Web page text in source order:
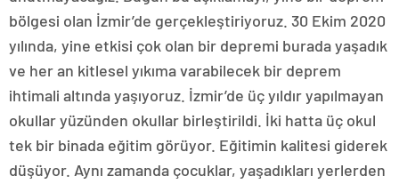
bölgesi olan İzmir’de gerçekleştiriyoruz. 30 Ekim 2020
yılında, yine etkisi çok olan bir depremi burada yaşadık
ve her an kitlesel yıkıma varabilecek bir deprem
ihtimali altında yaşıyoruz. İzmir’de üç yıldır yapılmayan
okullar yüzünden okullar birleştirildi. İki hatta üç okul
tek bir binada eğitim görüyor. Eğitimin kalitesi giderek
düşüyor. Aynı zamanda çocuklar, yaşadıkları yerlerden